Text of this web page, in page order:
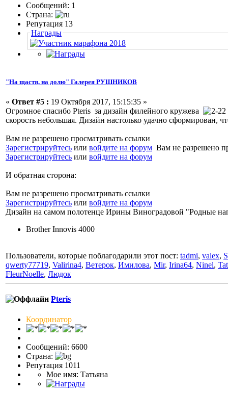
Сообщений: 1
Страна:
Репутация 13
Награды
"На щастя, на долю" Галерея РУШНИКОВ
« Ответ #5 : 19 Октября 2017, 15:15:35 »
Огромное спасибо Pteris за дизайн филейного кружева
скорость небольшая. Дизайн настолько удачно сформирован,
Вам не разрешено просматривать ссылки
Зарегистрируйтесь или войдите на форум Вам не разрешено
Зарегистрируйтесь или войдите на форум
И обратная сторона:
Вам не разрешено просматривать ссылки
Зарегистрируйтесь или войдите на форум
Дизайн на самом полотенце Ирины Виноградовой "Родные
Brother Innovis 4000
Пользователи, которые поблагодарили этот пост: tadmi, valex,
qwerty77719, Valirina4, Ветерок, Имилова, Mir, Irina64, Ninel,
FleurNoelle, Людок
Pteris
Координатор
Сообщений: 6600
Страна:
Репутация 1011
Мое имя: Татьяна